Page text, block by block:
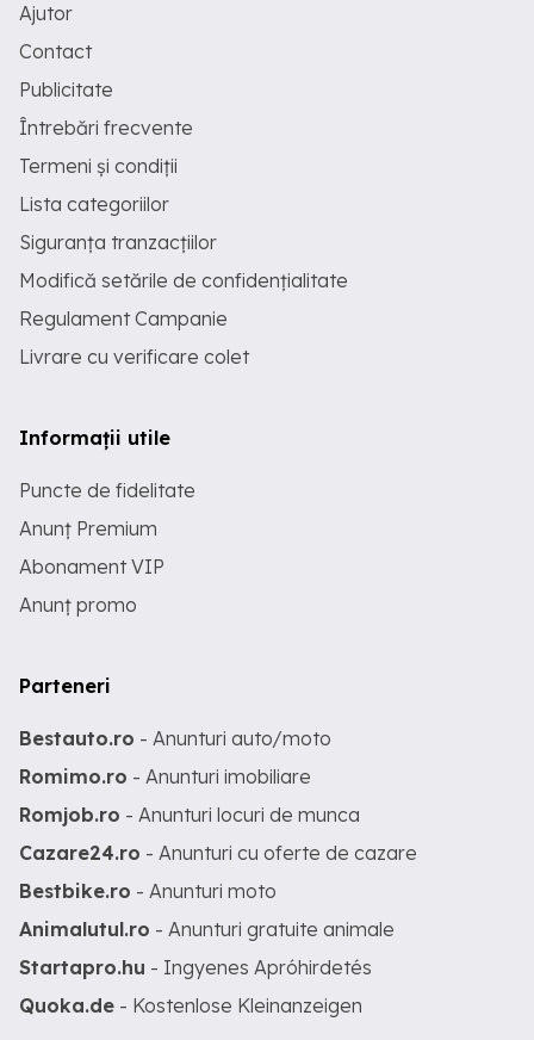
Ajutor
Contact
Publicitate
Întrebări frecvente
Termeni și condiții
Lista categoriilor
Siguranța tranzacțiilor
Modifică setările de confidențialitate
Regulament Campanie
Livrare cu verificare colet
Informații utile
Puncte de fidelitate
Anunț Premium
Abonament VIP
Anunț promo
Parteneri
Bestauto.ro - Anunturi auto/moto
Romimo.ro - Anunturi imobiliare
Romjob.ro - Anunturi locuri de munca
Cazare24.ro - Anunturi cu oferte de cazare
Bestbike.ro - Anunturi moto
Animalutul.ro - Anunturi gratuite animale
Startapro.hu - Ingyenes Apróhirdetés
Quoka.de - Kostenlose Kleinanzeigen